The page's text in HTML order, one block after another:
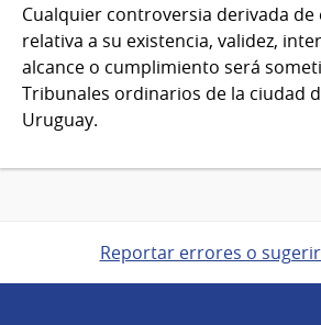
Cualquier controversia derivada
relativa a su existencia, validez,
alcance o cumplimiento será
Tribunales ordinarios de la ciudad
Uruguay.
Reportar errores o